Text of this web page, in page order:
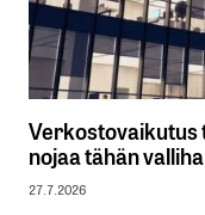
Verkostovaikutus
nojaa tähän
27.7.2026